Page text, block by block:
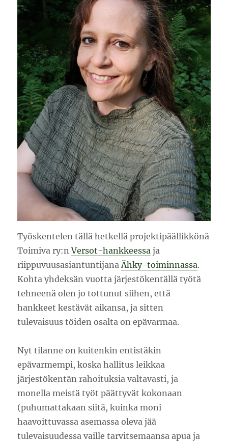
Työskentelen tällä hetkellä projektipäällikkönä
Toimiva ry:nVersot-hankkeessa ja
riippuvuusasiantuntijana Ähky-toiminnassa.
Kohta yhdeksän vuotta järjestökentällä työtä
tehneenä olen jo tottunut siihen, että
hankkeet kestävät aikansa, ja sitten
tulevaisuus töiden osalta on epävarmaa.
Nyt tilanne on kuitenkin entistäkin
epävarmempi, koska hallitus leikkaa
järjestökentän rahoituksia valtavasti, ja
monella meistä työt päättyvät kokonaan
(puhumattakaan siitä, kuinka moni
haavoittuvassa asemassa oleva jää
tulevaisuudessa vaille tarvitsemaansa apua ja